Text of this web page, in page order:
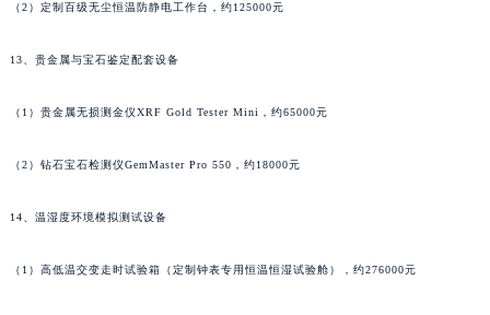
（2）定制百级无尘恒温防静电工作台，约125000元
13、贵金属与宝石鉴定配套设备
（1）贵金属无损测金仪XRF Gold Tester Mini，约65000元
（2）钻石宝石检测仪GemMaster Pro 550，约18000元
14、温湿度环境模拟测试设备
（1）高低温交变走时试验箱（定制钟表专用恒温恒湿试验舱），约276000元